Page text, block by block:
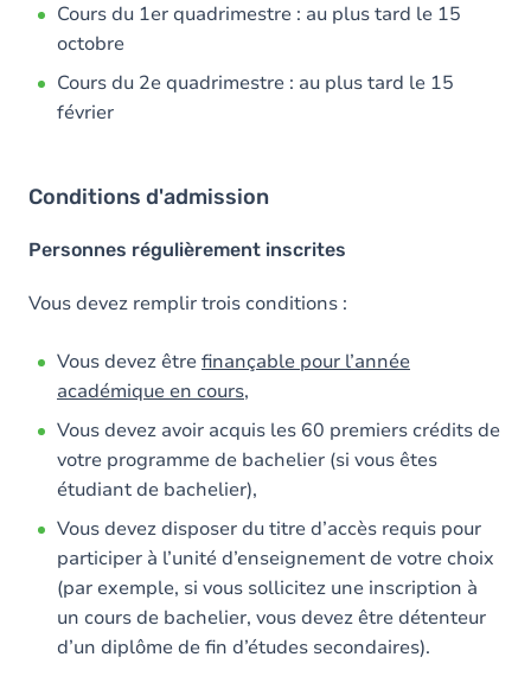
Cours du 1er quadrimestre : au plus tard le 15
octobre
Cours du 2e quadrimestre : au plus tard le 15
février
Conditions d'admission
Personnes régulièrement inscrites
Vous devez remplir trois conditions :
Vous devez êtrefinançable pour l’année
académique en cours,
Vous devez avoir acquis les 60 premiers crédits de
votre programme de bachelier (si vous êtes
étudiant de bachelier),
Vous devez disposer du titre d’accès requis pour
participer à l’unité d’enseignement de votre choix
(par exemple, si vous sollicitez une inscription à
un cours de bachelier, vous devez être détenteur
d’un diplôme de fin d’études secondaires).